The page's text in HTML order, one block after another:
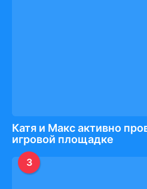
Катя и Макс активно
игровой площадке
3